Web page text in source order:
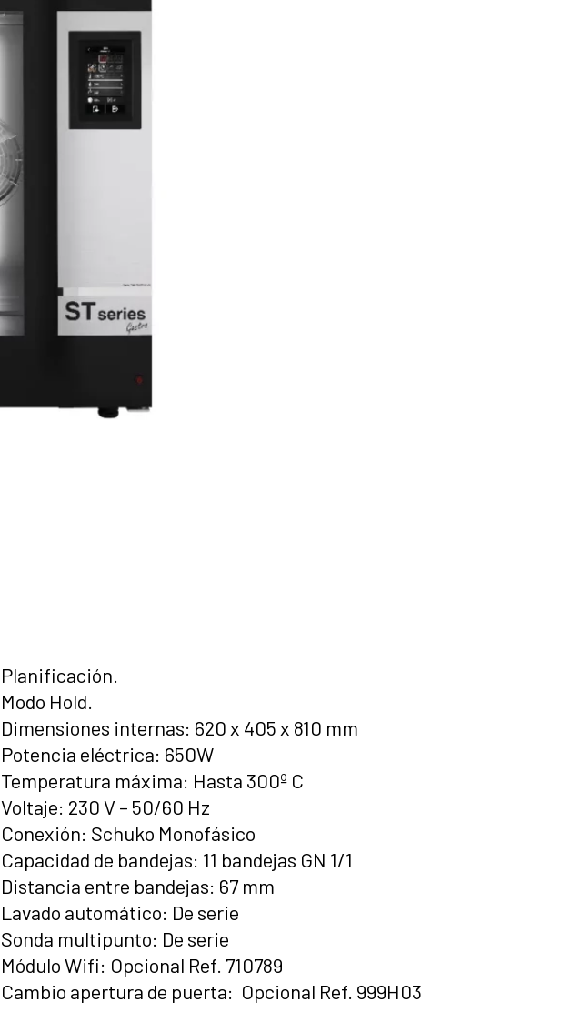
Planificación.
Modo Hold.
Dimensiones internas: 620 x 405 x 810 mm
Potencia eléctrica: 650W
Temperatura máxima: Hasta 300º C
Voltaje: 230 V – 50/60 Hz
Conexión: Schuko Monofásico
Capacidad de bandejas: 11 bandejas GN 1/1
Distancia entre bandejas: 67 mm
Lavado automático: De serie
Sonda multipunto: De serie
Módulo Wifi: Opcional Ref. 710789
Cambio apertura de puerta: Opcional Ref. 999H03